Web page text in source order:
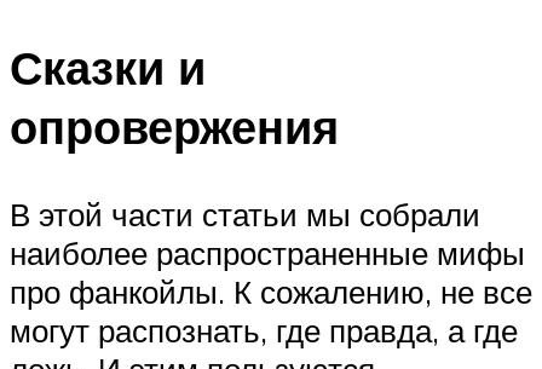
Сказки и
опровержения
В этой части статьи мы собрали
наиболее распространенные мифы
про фанкойлы. К сожалению, не все
могут распознать, где правда, а где